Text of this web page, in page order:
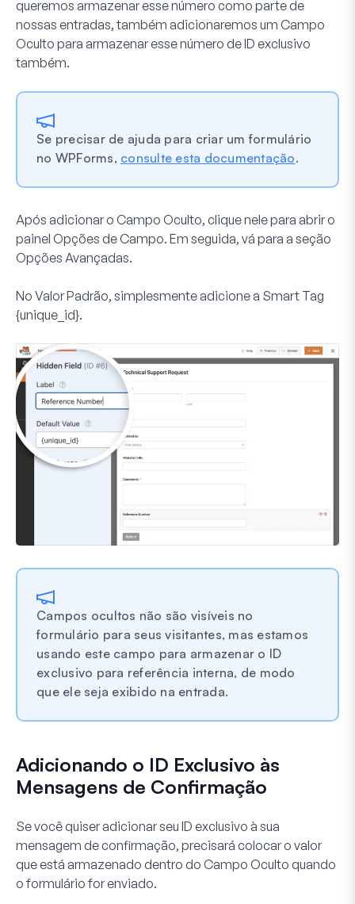
queremos armazenar esse número como parte de
nossas entradas, também adicionaremos um Campo
Oculto para armazenar esse número de ID exclusivo
também.
Se precisar de ajuda para criar um formulário
no WPForms, consulte esta documentação.
Após adicionar o Campo Oculto, clique nele para abrir o
painel Opções de Campo. Em seguida, vá para a seção
Opções Avançadas.
No Valor Padrão, simplesmente adicione a Smart Tag
{unique_id}.
Campos ocultos não são visíveis no
formulário para seus visitantes, mas estamos
usando este campo para armazenar o ID
exclusivo para referência interna, de modo
que ele seja exibido na entrada.
Adicionando o ID Exclusivo às
Mensagens de Confirmação
Se você quiser adicionar seu ID exclusivo à sua
mensagem de confirmação, precisará colocar o valor
que está armazenado dentro do Campo Oculto quando
o formulário for enviado.